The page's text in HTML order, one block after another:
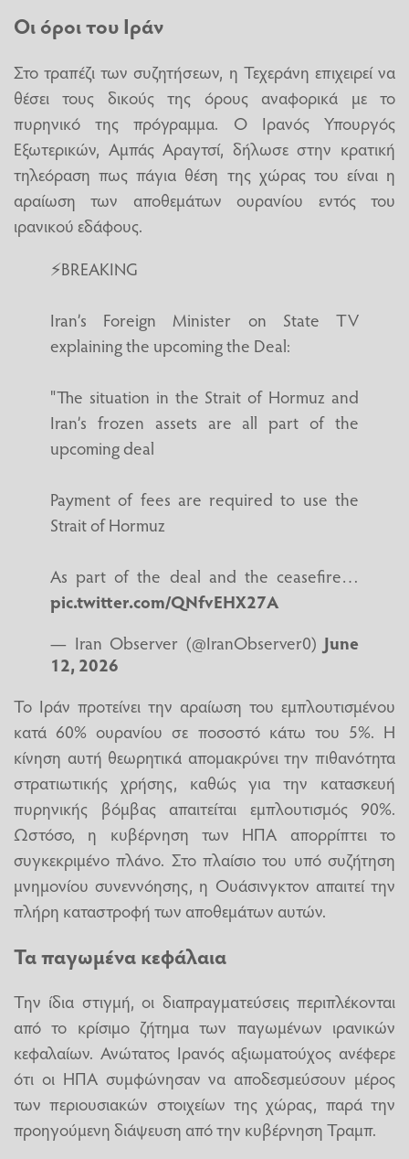
Οι όροι του Ιράν
Στο τραπέζι των συζητήσεων, η Τεχεράνη επιχειρεί να
θέσει τους δικούς της όρους αναφορικά με το
πυρηνικό της πρόγραμμα. Ο Ιρανός Υπουργός
Εξωτερικών, Αμπάς Αραγτσί, δήλωσε στην κρατική
τηλεόραση πως πάγια θέση της χώρας του είναι η
αραίωση των αποθεμάτων ουρανίου εντός του
ιρανικού εδάφους.
⚡️BREAKING
Iran’s Foreign Minister on State TV
explaining the upcoming the Deal:
"The situation in the Strait of Hormuz and
Iran’s frozen assets are all part of the
upcoming deal
Payment of fees are required to use the
Strait of Hormuz
As part of the deal and the ceasefire…
pic.twitter.com/QNfvEHX27A
— Iran Observer (@IranObserver0) June
12, 2026
Το Ιράν προτείνει την αραίωση του εμπλουτισμένου
κατά 60% ουρανίου σε ποσοστό κάτω του 5%. Η
κίνηση αυτή θεωρητικά απομακρύνει την πιθανότητα
στρατιωτικής χρήσης, καθώς για την κατασκευή
πυρηνικής βόμβας απαιτείται εμπλουτισμός 90%.
Ωστόσο, η κυβέρνηση των ΗΠΑ απορρίπτει το
συγκεκριμένο πλάνο. Στο πλαίσιο του υπό συζήτηση
μνημονίου συνεννόησης, η Ουάσινγκτον απαιτεί την
πλήρη καταστροφή των αποθεμάτων αυτών.
Τα παγωμένα κεφάλαια
Την ίδια στιγμή, οι διαπραγματεύσεις περιπλέκονται
από το κρίσιμο ζήτημα των παγωμένων ιρανικών
κεφαλαίων. Ανώτατος Ιρανός αξιωματούχος ανέφερε
ότι οι ΗΠΑ συμφώνησαν να αποδεσμεύσουν μέρος
των περιουσιακών στοιχείων της χώρας, παρά την
προηγούμενη διάψευση από την κυβέρνηση Τραμπ.